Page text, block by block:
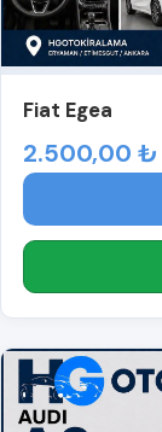
Fiat Egea
2.500,00 ₺